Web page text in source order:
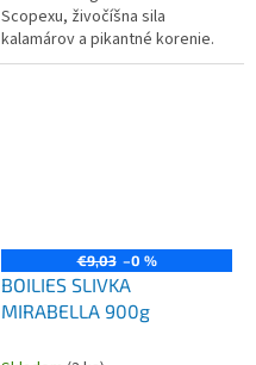
Scopexu, živočíšna sila
kalamárov a pikantné korenie.
Vysoko atraktívne boilies pre
€9,03 –0 %
BOILIES SLIVKA
MIRABELLA 900g